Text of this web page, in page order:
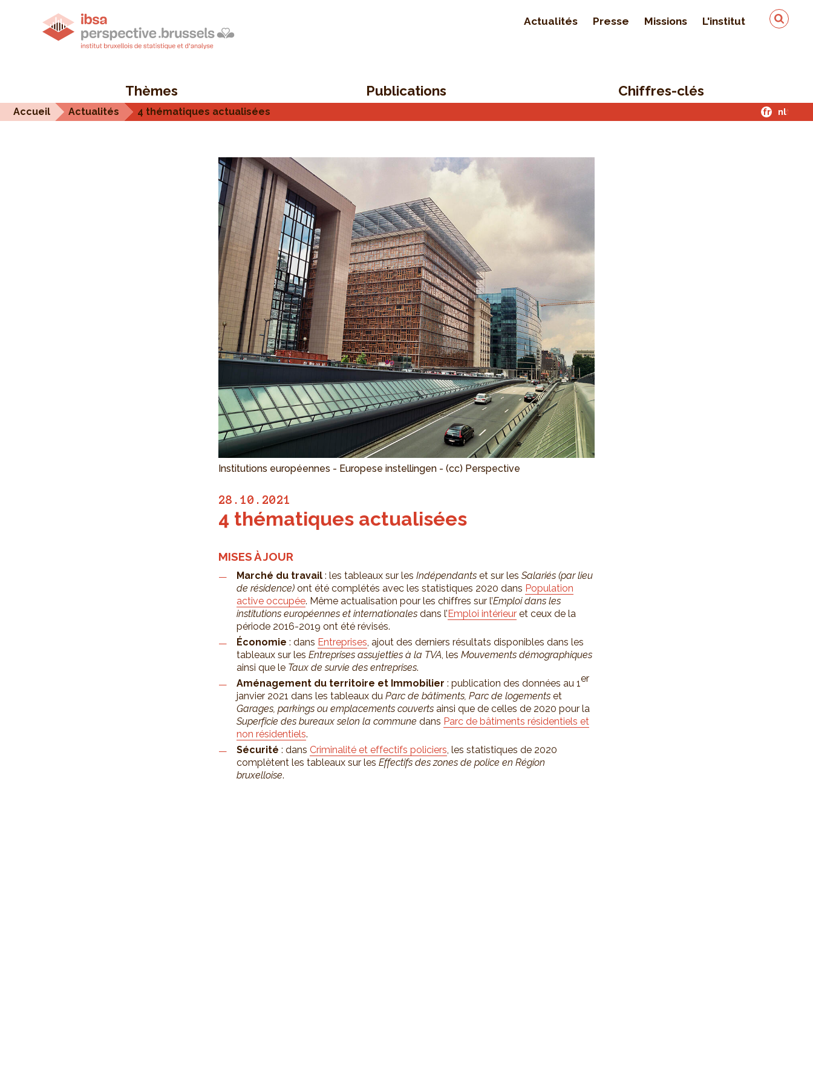
Actualités Presse Missions L'institut
Qualité & sécurité des
Thèmes Publications Chiffres-clés
Accueil Actualités 4 thématiques actualisées fr nl
Institutions européennes - Europese instellingen - (cc) Perspective
28.10.2021
4 thématiques actualisées
MISES À JOUR
Marché du travail : les tableaux sur les Indépendants et sur les Salariés (par lieu
de résidence) ont été complétés avec les statistiques 2020 dans Population
active occupée. Même actualisation pour les chiffres sur l’Emploi dans les
institutions européennes et internationales dans l’ Emploi intérieur et ceux de la
période 2016-2019 ont été révisés.
Économie : dans Entreprises, ajout des derniers résultats disponibles dans les
tableaux sur les Entreprises assujetties à la TVA, les Mouvements démographiques
ainsi que le Taux de survie des entreprises.
Aménagement du territoire et Immobilier : publication des données au 1er
janvier 2021 dans les tableaux du Parc de bâtiments, Parc de logements et
Garages, parkings ou emplacements couverts ainsi que de celles de 2020 pour la
Superficie des bureaux selon la commune dans Parc de bâtiments résidentiels et
non résidentiels.
Sécurité : dans Criminalité et effectifs policiers, les statistiques de 2020
complètent les tableaux sur les Effectifs des zones de police en Région
bruxelloise.